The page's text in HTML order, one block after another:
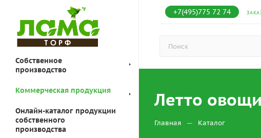
+7(495)775 72 74
Собственное
производство
Коммерческая продукция
Онлайн-каталог продукции
собственного
производства
Летто
Главная — Каталог